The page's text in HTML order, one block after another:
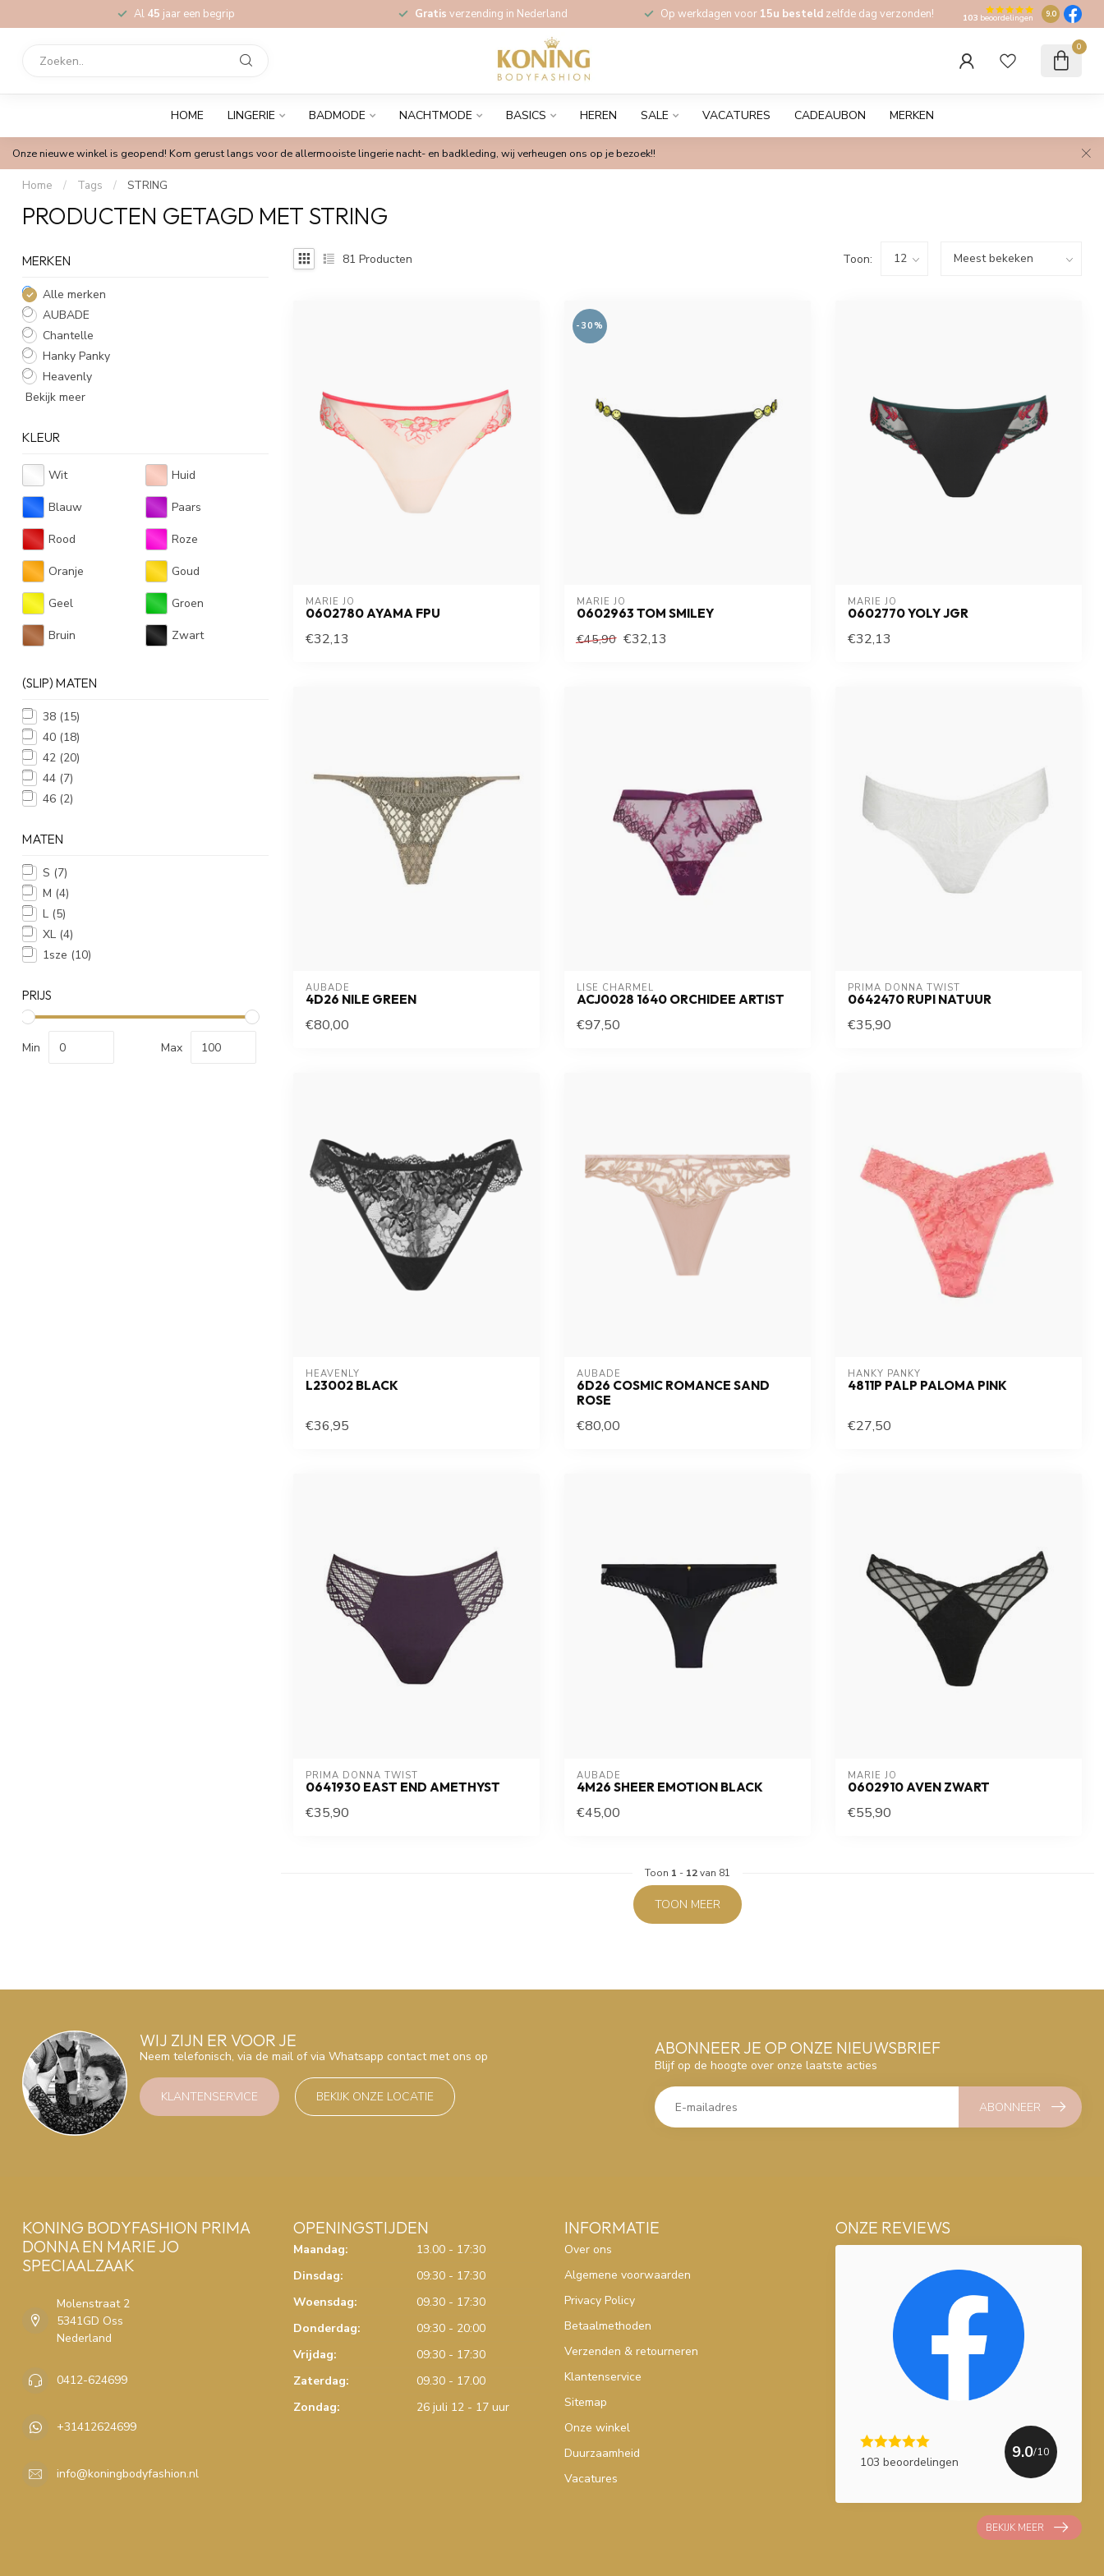
Al 45 jaar een begrip Gratis verzending in Nederland Op werkdagen voor 15u besteld zelfde dag verzonden! 103 beoordelingen 9.0
0
HOME LINGERIE BADMODE NACHTMODE BASICS HEREN SALE VACATURES CADEAUBON MERKEN
Onze nieuwe winkel is geopend! Kom gerust langs voor de allermooiste lingerie nacht- en badkleding, wij verheugen ons op je bezoek!!
Home / Tags / STRING
PRODUCTEN GETAGD MET STRING
MERKEN
Alle merken
AUBADE
Chantelle
Hanky Panky
Heavenly
Bekijk meer
KLEUR
Wit Huid
Blauw Paars
Rood Roze
Oranje Goud
Geel Groen
Bruin Zwart
(SLIP) MATEN
38 (15)
40 (18)
42 (20)
44 (7)
46 (2)
MATEN
S (7)
M (4)
L (5)
XL (4)
1sze (10)
PRIJS
Min Max
81 Producten Toon:
MARIE JO
0602780 AYAMA FPU
€32,13
-30%
MARIE JO
0602963 TOM SMILEY
€45,90 €32,13
MARIE JO
0602770 YOLY JGR
€32,13
AUBADE
4D26 NILE GREEN
€80,00
LISE CHARMEL
ACJ0028 1640 ORCHIDEE ARTIST
€97,50
PRIMA DONNA TWIST
0642470 RUPI NATUUR
€35,90
HEAVENLY
L23002 BLACK
€36,95
AUBADE
6D26 COSMIC ROMANCE SAND
ROSE
€80,00
HANKY PANKY
4811P PALP PALOMA PINK
€27,50
PRIMA DONNA TWIST
0641930 EAST END AMETHYST
€35,90
AUBADE
4M26 SHEER EMOTION BLACK
€45,00
MARIE JO
0602910 AVEN ZWART
€55,90
Toon 1 - 12van 81
TOON MEER
WIJ ZIJN ER VOOR JE
Neem telefonisch, via de mail of via Whatsapp contact met ons op
KLANTENSERVICE BEKIJK ONZE LOCATIE
ABONNEER JE OP ONZE NIEUWSBRIEF
Blijf op de hoogte over onze laatste acties
ABONNEER
KONING BODYFASHION PRIMA
DONNA EN MARIE JO
SPECIAALZAAK
Molenstraat 2
5341GD Oss
Nederland
0412-624699
+31412624699
info@koningbodyfashion.nl
OPENINGSTIJDEN
Maandag:
13.00 - 17:30
Dinsdag:
09:30 - 17:30
Woensdag:
09.30 - 17:30
Donderdag:
09:30 - 20:00
Vrijdag:
09:30 - 17:30
Zaterdag:
09.30 - 17.00
Zondag:
26 juli 12 - 17 uur
INFORMATIE
Over ons
Algemene voorwaarden
Privacy Policy
Betaalmethoden
Verzenden & retourneren
Klantenservice
Sitemap
Onze winkel
Duurzaamheid
Vacatures
ONZE REVIEWS
103 beoordelingen
9.0/10
BEKIJK MEER